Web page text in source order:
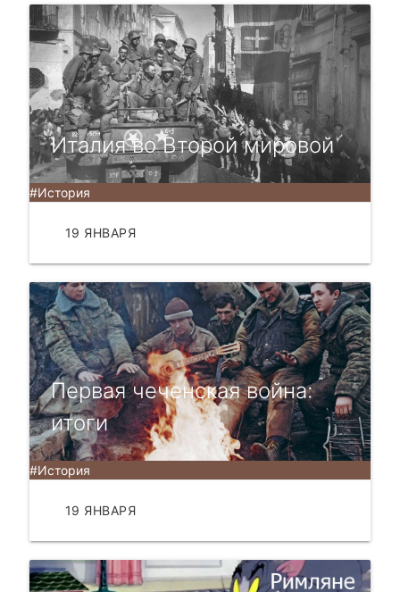
Италия во Второй мировой
#История
19 ЯНВАРЯ
Первая чеченская война:
итоги
#История
19 ЯНВАРЯ